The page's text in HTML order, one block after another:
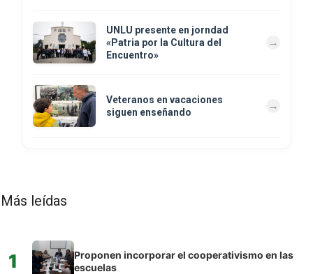
UNLU presente en jorndad
«Patria por la Cultura del
Encuentro»
Veteranos en vacaciones
siguen enseñando
Más leídas
1
Proponen incorporar el cooperativismo en las
escuelas